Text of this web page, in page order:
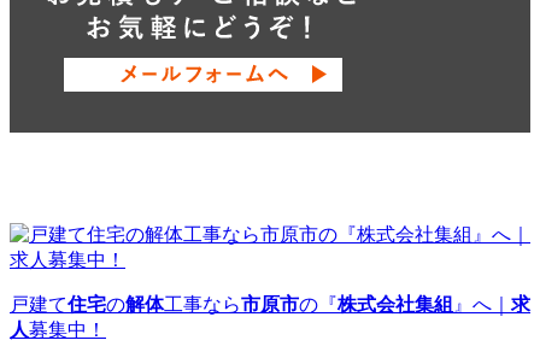
戸建て住宅の解体工事なら市原市の『株式会社集組 』へ｜ 求
人募集中！